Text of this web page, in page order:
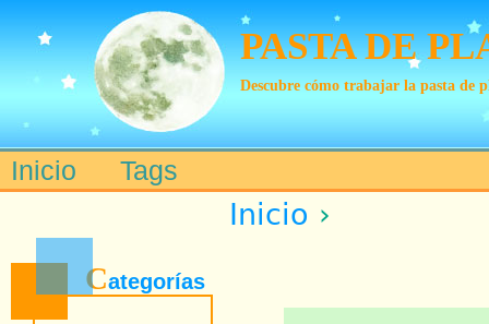
PASTA DE
Descubre cómo trabajar la pasta de
Inicio ›
Main menu
Inicio Tags
Categorías